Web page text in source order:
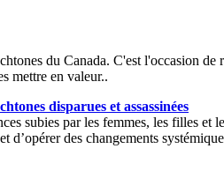
du Canada. C'est l'occasion
mettre en valeur..
disparues et assassinées
subies par les femmes, les filles et
des changements